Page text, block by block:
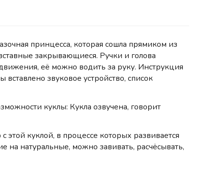
принцесса, которая сошла прямиком из
закрывающиеся. Ручки и голова
её можно водить за руку. Инструкция
звуковое устройство, список
куклы: Кукла озвучена, говорит
куклой, в процессе которых развивается
натуральные, можно завивать, расчёсывать,